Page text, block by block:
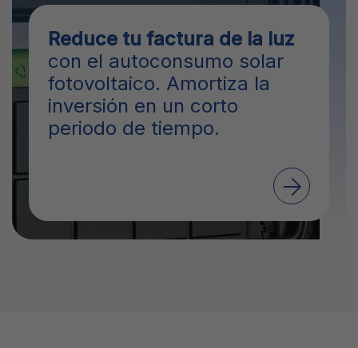
Reduce tu factura de la luz
con el autoconsumo solar
fotovoltaico. Amortiza la
inversión en un corto
periodo de tiempo.